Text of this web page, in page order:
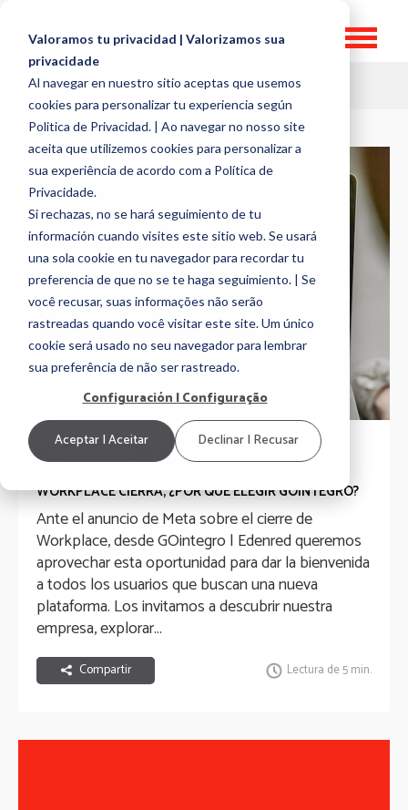
Valoramos tu privacidad | Valorizamos sua
privacidade
Al navegar en nuestro sitio aceptas que usemos
cookies para personalizar tu experiencia según
Politica de Privacidad. | Ao navegar no nosso site
aceita que utilizemos cookies para personalizar a
sua experiência de acordo com a Política de
Privacidade.
Si rechazas, no se hará seguimiento de tu
información cuando visites este sitio web. Se usará
una sola cookie en tu navegador para recordar tu
preferencia de que no se te haga seguimiento. | Se
você recusar, suas informações não serão
rastreadas quando você visitar este site. Um único
cookie será usado no seu navegador para lembrar
sua preferência de não ser rastreado.
Configuración | Configuração
Aceptar | Aceitar Declinar | Recusar
HR TOPICS
Employee Engagement
Employee Experience
Comunicación Interna
RRHH
WORKPLACE CIERRA, ¿POR QUÉ ELEGIR GOINTEGRO?
Ante el anuncio de Meta sobre el cierre de
Workplace, desde GOintegro | Edenred queremos
aprovechar esta oportunidad para dar la bienvenida
a todos los usuarios que buscan una nueva
plataforma. Los invitamos a descubrir nuestra
empresa, explorar...
Compartir Lectura de 5 min.